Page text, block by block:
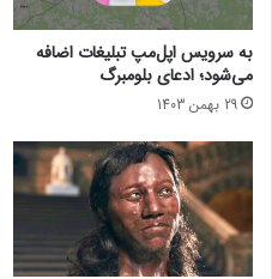
سرطان کلیه در مراحل اولیه شاید
با رشد تومور، علائم ممکن است
کلیه اغلب تا زمانی که شروع به
نمی‌شود.
علائم سرطان کلیه ممکن است
وجود خون در ادرار
وجود توده در ناحیه کلیه
ر
ب
ر
د
ی‌
ت
ر
م
ش
و
د
ج
ز
ن
م
ی‌
ش
و
به سرویس اپل‌مپ تبلیغات اضافه
می‌شود؛ ادعای بلومبرگ
29 بهمن 1403